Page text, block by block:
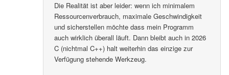
Die Realität ist aber leider: wenn ich minimalem
Ressourcenverbrauch, maximale Geschwindigkeit
und sicherstellen möchte dass mein Programm
auch wirklich überall läuft. Dann bleibt auch in 2026
C (nichtmal C++) halt weiterhin das einzige zur
Verfügung stehende Werkzeug.